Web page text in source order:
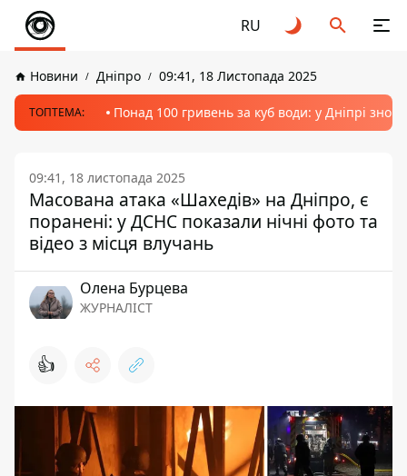
RU
Новини Дніпро 09:41, 18 Листопада 2025
ТОПТЕМА: Понад 100 гривень за куб води: у Дніпрі
09:41, 18 листопада 2025
Масована атака «Шахедів» на Дніпро, є
поранені: у ДСНС показали нічні фото та
відео з місця влучань
Олена Бурцева
ЖУРНАЛІСТ
👍